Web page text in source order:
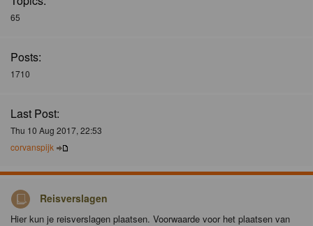
65
Posts:
1710
Last Post:
Thu 10 Aug 2017, 22:53
corvanspijk
Reisverslagen
Hier kun je reisverslagen plaatsen. Voorwaarde voor het plaatsen van